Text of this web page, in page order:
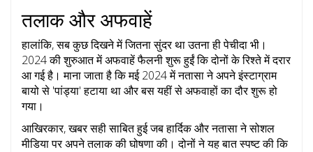
तलाक और अफवाहें
हालांकि, सब कुछ दिखने में जितना सुंदर था उतना ही पेचीदा भी।
2024 की शुरुआत में अफवाहें फैलनी शुरू हुईं कि दोनों के रिश्ते में दरार
आ गई है। माना जाता है कि मई 2024 में नतासा ने अपने इंस्टाग्राम
बायो से 'पांड्या' हटाया था और बस यहीं से अफवाहों का दौर शुरू हो
गया।
आखिरकार, खबर सही साबित हुई जब हार्दिक और नतासा ने सोशल
मीडिया पर अपने तलाक की घोषणा की। दोनों ने यह बात स्पष्ट की कि